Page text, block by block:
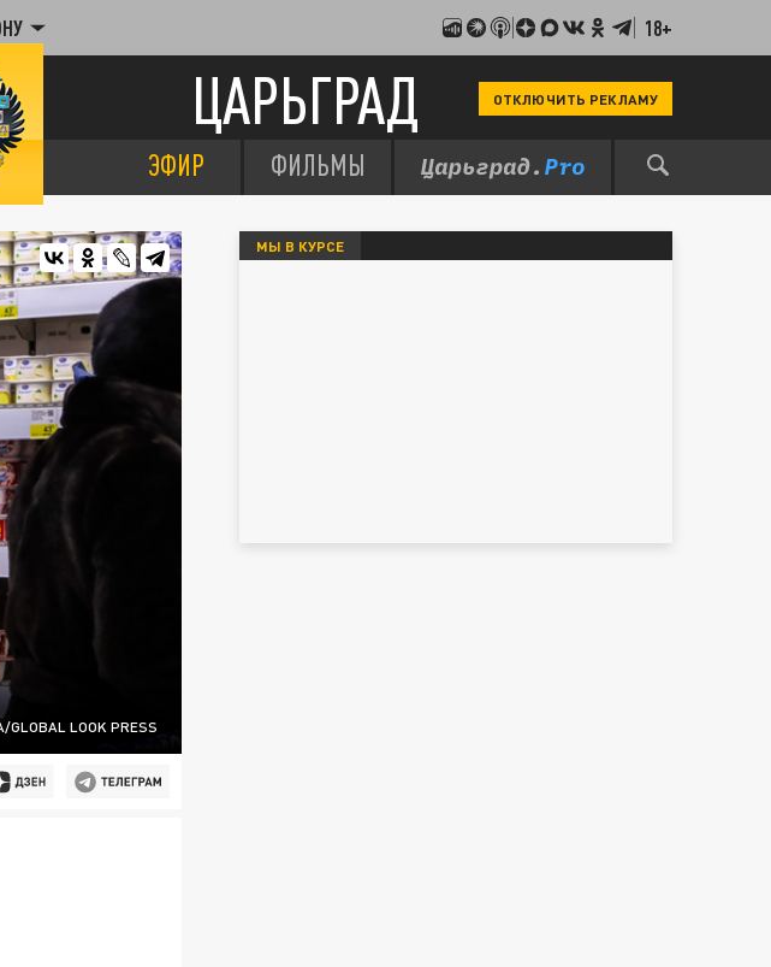
18+
ЦАРЬГРАД ОТКЛЮЧИТЬ РЕКЛАМУ
ЭФИР ФИЛЬМЫ
LOOK PRESS
МЫ В КУРСЕ